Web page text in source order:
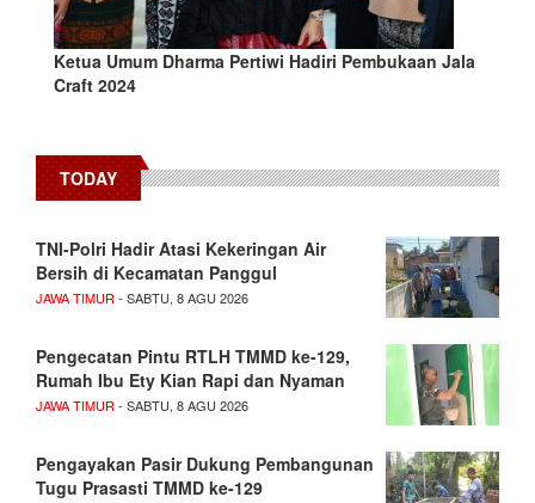
Ketua Umum Dharma Pertiwi Hadiri Pembukaan Jala
Craft 2024
TODAY
TNI-Polri Hadir Atasi Kekeringan Air
Bersih di Kecamatan Panggul
JAWA TIMUR- SABTU, 8 AGU 2026
Pengecatan Pintu RTLH TMMD ke-129,
Rumah Ibu Ety Kian Rapi dan Nyaman
JAWA TIMUR- SABTU, 8 AGU 2026
Pengayakan Pasir Dukung Pembangunan
Tugu Prasasti TMMD ke-129